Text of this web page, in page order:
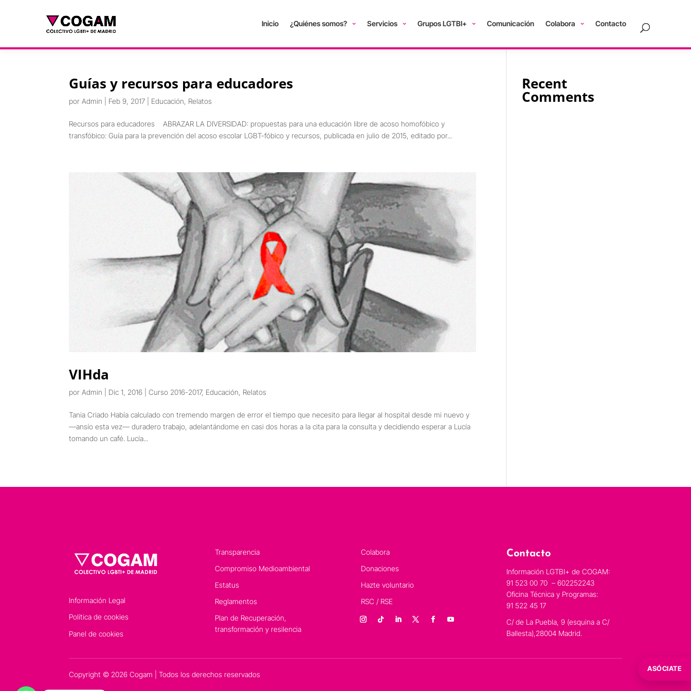
Inicio ¿Quiénes somos? Servicios Grupos LGTBI+ Comunicación Colabora Contacto
Guías y recursos para educadores
porAdmin Feb 9, 2017 Educación Relatos
Recursos para educadores ABRAZAR LA DIVERSIDAD: propuestas para una educación libre de acoso homofóbico y
transfóbico: Guía para la prevención del acoso escolar LGBT-fóbico y recursos, publicada en julio de 2015, editado por...
VIHda
porAdmin Dic 1, 2016 |Curso 2016-2017, Educación Relatos
Tania Criado Había calculado con tremendo margen de error el tiempo que necesito para llegar al hospital desde mi nuevo y
—ansío esta vez— duradero trabajo, adelantándome en casi dos horas a la cita para la consulta y decidiendo esperar a Lucía
tomando un café. Lucía...
Recent
Comments
Información Legal
Política de cookies
Panel de cookies
Transparencia
Compromiso Medioambiental
Estatus
Reglamentos
Plan de Recuperación,
transformación y resilencia
Colabora
Donaciones
Hazte voluntario
RSC / RSE
Contacto
Información LGTBI+ de COGAM:
91 523 00 70 – 602252243
Oficina Técnica y Programas:
91 522 45 17
C/ de La Puebla, 9 (esquina a C/
Ballesta),28004 Madrid.
Copyright © 2026 Cogam | Todos los derechos reservados
ASÓCIATE